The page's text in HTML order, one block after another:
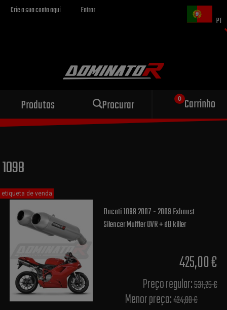
Crie a sua conta aqui
Entrar
PT
Produtos Procurar Carrinho
Escape esportivo
para sua motocicleta
1098
Ducati 1098 2007 - 2009 Exhaust
Silencer Muffler OVR + dB killer
425,00 €
Preço regular:531,25 €
Menor preço:424,00 €
etiqueta de venda